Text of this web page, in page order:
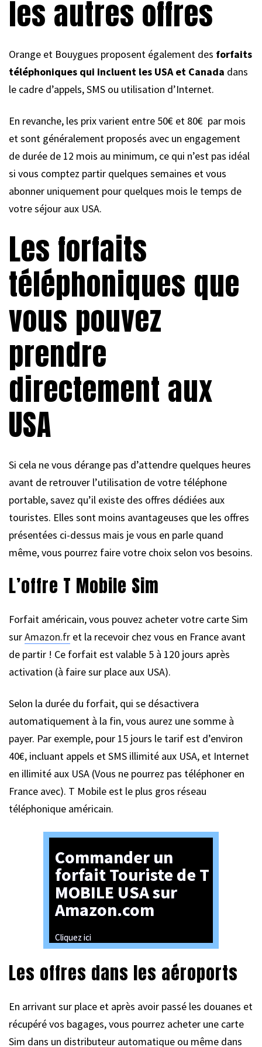
les autres offres
Orange et Bouygues proposent également des forfaits
téléphoniques qui incluent les USA et Canada dans
le cadre d’appels, SMS ou utilisation d’Internet.
En revanche, les prix varient entre 50€ et 80€ par mois
et sont généralement proposés avec un engagement
de durée de 12 mois au minimum, ce qui n’est pas idéal
si vous comptez partir quelques semaines et vous
abonner uniquement pour quelques mois le temps de
votre séjour aux USA.
Les forfaits
téléphoniques que
vous pouvez
prendre
directement aux
USA
Si cela ne vous dérange pas d’attendre quelques heures
avant de retrouver l’utilisation de votre téléphone
portable, savez qu’il existe des offres dédiées aux
touristes. Elles sont moins avantageuses que les offres
présentées ci-dessus mais je vous en parle quand
même, vous pourrez faire votre choix selon vos besoins.
L’offre T Mobile Sim
Forfait américain, vous pouvez acheter votre carte Sim
surAmazon.fr et la recevoir chez vous en France avant
de partir ! Ce forfait est valable 5 à 120 jours après
activation (à faire sur place aux USA).
Selon la durée du forfait, qui se désactivera
automatiquement à la fin, vous aurez une somme à
payer. Par exemple, pour 15 jours le tarif est d’environ
40€, incluant appels et SMS illimité aux USA, et Internet
en illimité aux USA (Vous ne pourrez pas téléphoner en
France avec). T Mobile est le plus gros réseau
téléphonique américain.
Commander un
forfait Touriste de T
MOBILE USA sur
Amazon.com
Cliquez ici
Les offres dans les aéroports
En arrivant sur place et après avoir passé les douanes et
récupéré vos bagages, vous pourrez acheter une carte
Sim dans un distributeur automatique ou même dans